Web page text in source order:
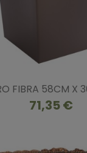
FIBRA 58CM X
71,35 €